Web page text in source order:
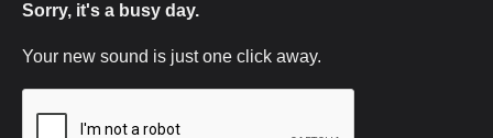
Sorry, it's a busy day.
Your new sound is just one click away.